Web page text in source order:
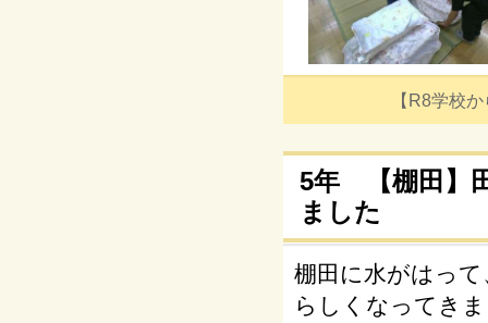
【R8学校
5年 【棚田】
ました
棚田に水がはっ
らしくなってき